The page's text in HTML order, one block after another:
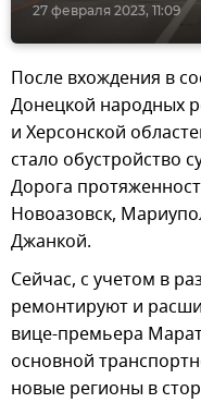
27 февраля 2023, 11:09
После вхождения в
Донецкой народных
и Херсонской
стало обустройство
Дорога
Новоазовск,
Джанкой.
Сейчас, с учетом в
ремонтируют и
вице-премьера
основной
новые регионы в